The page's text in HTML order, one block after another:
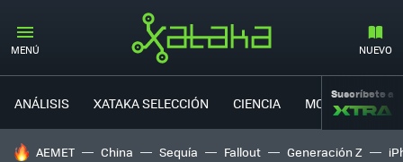
MENÚ NUEVO
ANÁLISIS XATAKA SELECCIÓN CIENCIA MOVILIDAD
Suscríbete a
HOY SE HABLA DE
AEMET China Sequía Fallout Generación Z